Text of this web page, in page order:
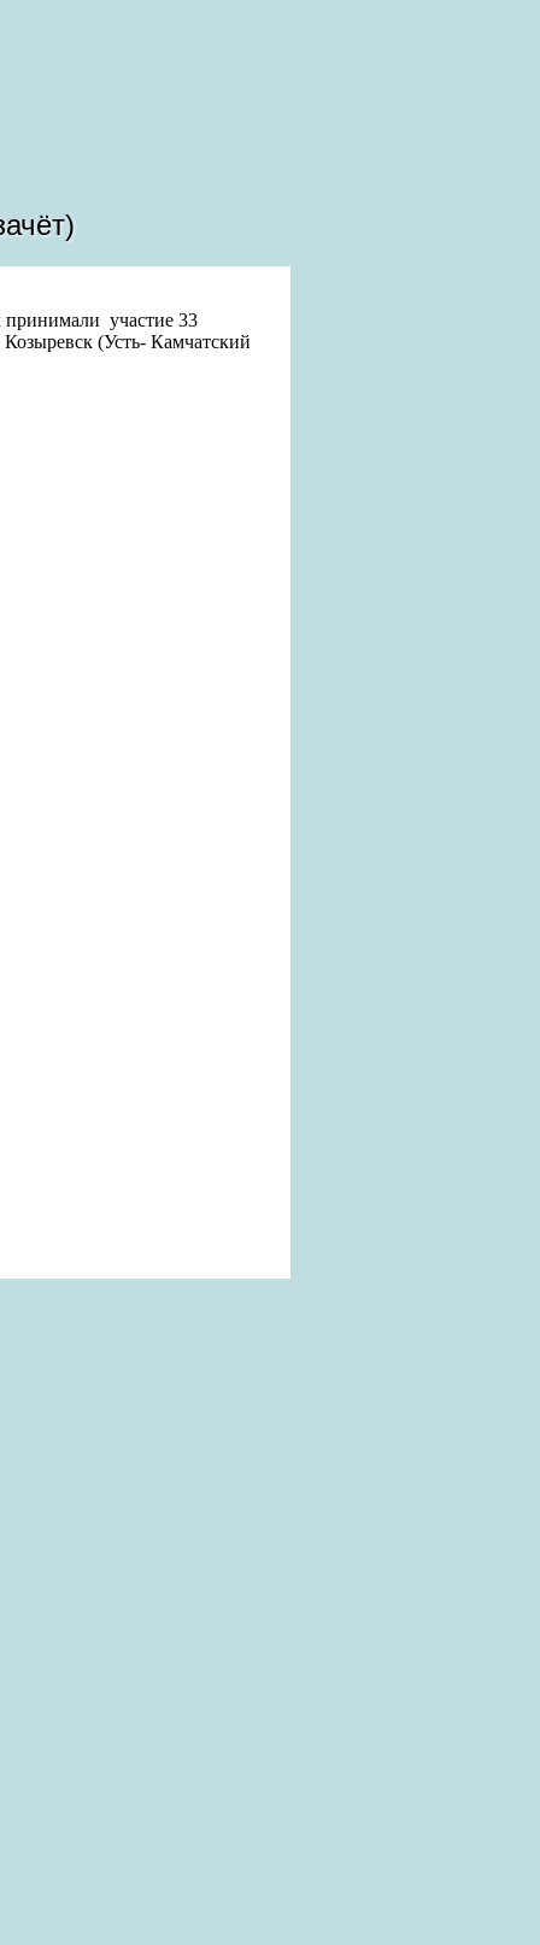
принимали участие 33
(Усть- Камчатский